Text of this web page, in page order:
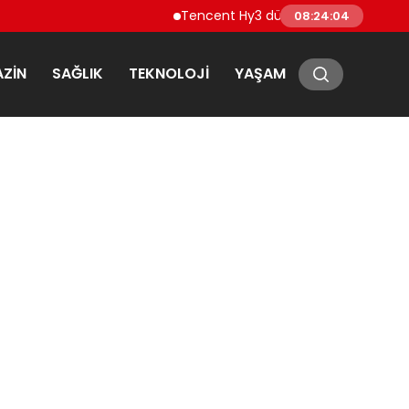
Tencent Hy3 dünya genelinde kullanıma
08:24:05
SAĞLIK TEKNOLOJI YAŞAM